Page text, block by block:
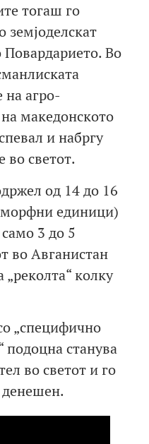
тогаш го
земјоделскат
Повардарието. Во
на агро-
македонското
и набргу
во светот.
од 14 до 16
единици)
3 до 5
во Авганистан
колку
„специфично
подоцна станува
во светот и го